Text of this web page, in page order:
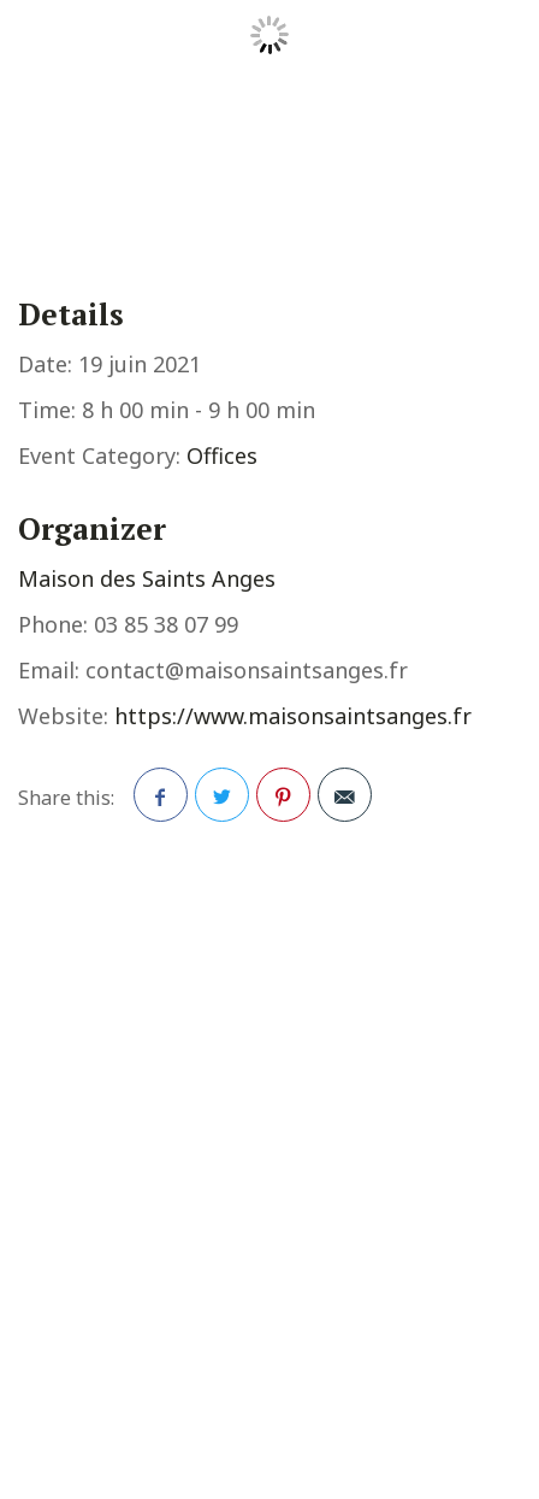
Details
Date: 19 juin 2021
Time: 8 h 00 min - 9 h 00 min
Event Category: Offices
Organizer
Maison des Saints Anges
Phone: 03 85 38 07 99
Email: contact@maisonsaintsanges.fr
Website: https://www.maisonsaintsanges.fr
Share this: